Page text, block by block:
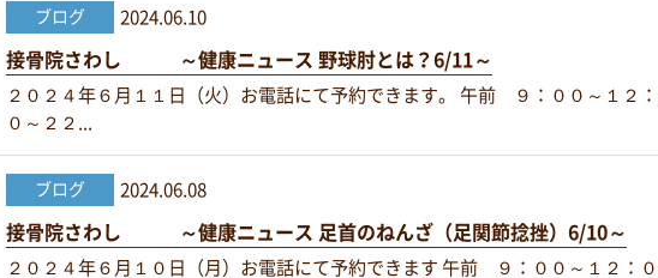
ブログ 2024.06.10
接骨院さわし ～健康ニュース 野球肘とは？6/11～
２０２４年６月１１日（火）お電話にて予約できます。 午前 ９：００～１２
０～２２...
ブログ 2024.06.08
接骨院さわし ～健康ニュース 足首のねんざ（足関節捻挫）6/10～
２０２４年６月１０日（月）お電話にて予約できます 午前 ９：００～１２：